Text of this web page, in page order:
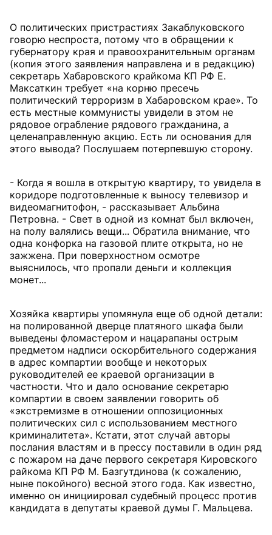
О политических пристрастиях Закаблуковского
говорю неспроста, потому что в обращении к
губернатору края и правоохранительным органам
(копия этого заявления направлена и в редакцию)
секретарь Хабаровского крайкома КП РФ Е.
Максаткин требует «на корню пресечь
политический терроризм в Хабаровском крае». То
есть местные коммунисты увидели в этом не
рядовое ограбление рядового гражданина, а
целенаправленную акцию. Есть ли основания для
этого вывода? Послушаем потерпевшую сторону.
- Когда я вошла в открытую квартиру, то увидела в
коридоре подготовленные к выносу телевизор и
видеомагнитофон, - рассказывает Альбина
Петровна. - Свет в одной из комнат был включен,
на полу валялись вещи... Обратила внимание, что
одна конфорка на газовой плите открыта, но не
зажжена. При поверхностном осмотре
выяснилось, что пропали деньги и коллекция
монет...
Хозяйка квартиры упомянула еще об одной детали:
на полированной дверце платяного шкафа были
выведены фломастером и нацарапаны острым
предметом надписи оскорбительного содержания
в адрес компартии вообще и некоторых
руководителей ее краевой организации в
частности. Что и дало основание секретарю
компартии в своем заявлении говорить об
«экстремизме в отношении оппозиционных
политических сил с использованием местного
криминалитета». Кстати, этот случай авторы
послания властям и в прессу поставили в один ряд
с пожаром на даче первого секретаря Кировского
райкома КП РФ М. Базгутдинова (к сожалению,
ныне покойного) весной этого года. Как известно,
именно он инициировал судебный процесс против
кандидата в депутаты краевой думы Г. Мальцева.